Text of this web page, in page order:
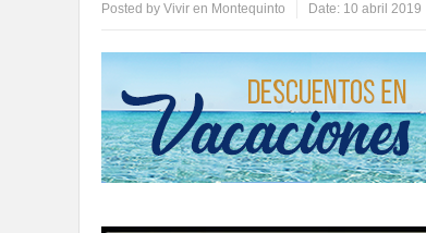
Posted by Vivir en Montequinto Date: 10 abril 2019